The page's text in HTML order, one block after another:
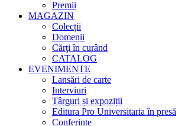
Premii
MAGAZIN
Colecții
Domenii
Cărţi în curând
CATALOG
EVENIMENTE
Lansări de carte
Interviuri
Târguri și expoziții
Editura Pro Universitaria în presă
Conferințe